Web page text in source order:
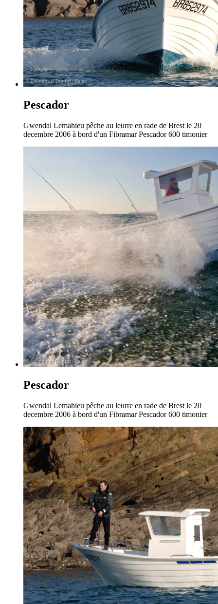
Pescador
Gwendal Lemahieu pêche au leurre en rade de Brest le 20
decembre 2006 à bord d'un Fibramar Pescador 600 timonier
Pescador
Gwendal Lemahieu pêche au leurre en rade de Brest le 20
decembre 2006 à bord d'un Fibramar Pescador 600 timonier